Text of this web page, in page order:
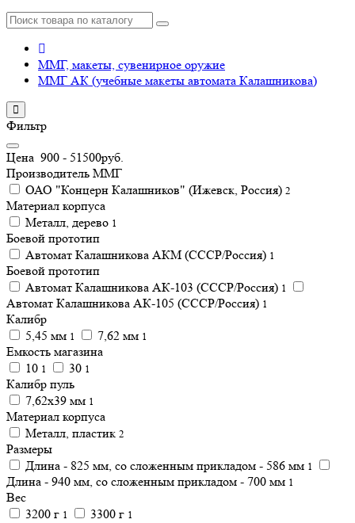
ММГ, макеты, сувенирное оружие
ММГ АК (учебные макеты автомата Калашникова)
Фильтр
Цена 900 - 51500руб.
Производитель ММГ
ОАО "Концерн Калашников" (Ижевск, Россия) 2
Материал корпуса
Металл, дерево 1
Боевой прототип
Автомат Калашникова АКМ (СССР/Россия) 1
Боевой прототип
Автомат Калашникова АК-103 (СССР/Россия) 1
Автомат Калашникова АК-105 (СССР/Россия) 1
Калибр
5,45 мм 1 7,62 мм 1
Емкость магазина
10 1 30 1
Калибр пуль
7,62x39 мм 1
Материал корпуса
Металл, пластик 2
Размеры
Длина - 825 мм, со сложенным прикладом - 586 мм 1
Длина - 940 мм, со сложенным прикладом - 700 мм 1
Вес
3200 г 1 3300 г 1